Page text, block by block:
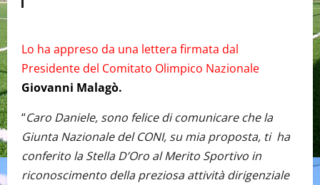
Lo ha appreso da una lettera firmata dal
Presidente del Comitato Olimpico Nazionale
Giovanni Malagò.
“Caro Daniele, sono felice di comunicare che la
Giunta Nazionale del CONI, su mia proposta, ti ha
conferito la Stella D’Oro al Merito Sportivo in
riconoscimento della preziosa attività dirigenziale